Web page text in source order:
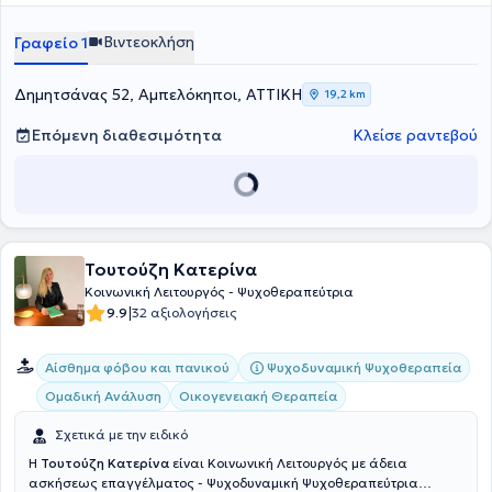
με το Κοινοτικό Κέντρο Ψυχικής Υγείας Παγκρατίου, όπου
αναλάμβανε διαγνωστικά ραντεβού και θεραπευτικές συνεδρίες
ενήλικες και περιστατικά από όλο το φάσμα της ψυχικής υγείας.
Τέλος είναι μέλος της Ελληνικής Εταιρείας Συστημικής Θεραπείας.
Γραφείο 1 Βιντεοκλήση
Δημητσάνας 52, Αμπελόκηποι, ΑΤΤΙΚΗ 19,2 km
Επόμενη διαθεσιμότητα Κλείσε ραντεβού
Τουτούζη Κατερίνα
Κοινωνική Λειτουργός - Ψυχοθεραπεύτρια
9.9|32 αξιολογήσεις
Αίσθημα φόβου και πανικού
Ψυχοδυναμική Ψυχοθεραπεία
Ομαδική Ανάλυση
Οικογενειακή Θεραπεία
Σχετικά με την ειδικό
Η Τουτούζη Κατερίνα είναι Κοινωνική Λειτουργός με άδεια
ασκήσεως επαγγέλματος - Ψυχοδυναμική Ψυχοθεραπεύτρια